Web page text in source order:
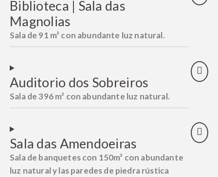
Biblioteca | Sala das
Magnolias
Sala de 91 m² con abundante luz natural.
Auditorio dos Sobreiros
Sala de 396 m² con abundante luz natural.
Sala das Amendoeiras
Sala de banquetes con 150m² con abundante
luz natural y las paredes de piedra rústica